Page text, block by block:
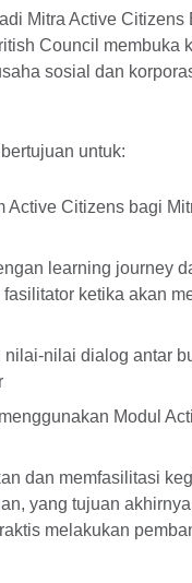
Mitra Active
Council membuka
sosial dan
untuk:
Active Citizens bagi
learning journey
ketika akan
nilai dialog antar
Modul
dan memfasilitasi
yang tujuan
melakukan